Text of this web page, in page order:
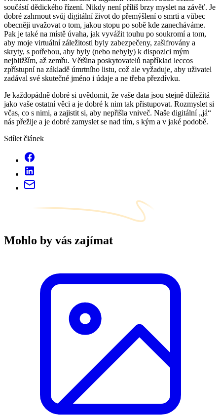
součástí dědického řízení. Nikdy není příliš brzy myslet na závěť. Je
dobré zahrnout svůj digitální život do přemýšlení o smrti a vůbec
obecněji uvažovat o tom, jakou stopu po sobě kde zanecháváme.
Pak je také na místě úvaha, jak vyvážit touhu po soukromí a tom,
aby moje virtuální záležitosti byly zabezpečeny, zašifrovány a
skryty, s potřebou, aby byly (nebo nebyly) k dispozici mým
nejbližším, až zemřu. Většina poskytovatelů například leccos
zpřístupní na základě úmrtního listu, což ale vyžaduje, aby uživatel
zadával své skutečné jméno i údaje a ne třeba přezdívku.
Je každopádně dobré si uvědomit, že vaše data jsou stejně důležitá
jako vaše ostatní věci a je dobré k nim tak přistupovat. Rozmyslet si
včas, co s nimi, a zajistit si, aby nepřišla vniveč. Naše digitální „já“
nás přežije a je dobré zamyslet se nad tím, s kým a v jaké podobě.
Sdílet článek
Mohlo by vás zajímat